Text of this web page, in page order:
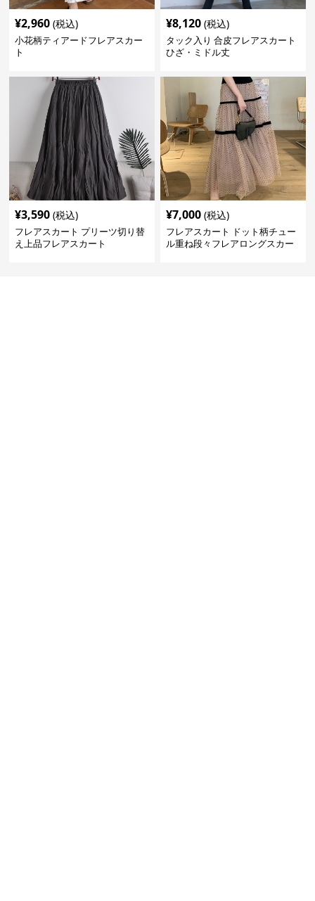
¥2,960 (税込)
小花柄ティアードフレアスカー
ト
¥8,120 (税込)
タック入り 合皮フレアスカート
ひざ・ミドル丈
¥3,590 (税込)
フレアスカート プリーツ切り替
え上品フレアスカート
¥7,000 (税込)
フレアスカート ドット柄チュー
ル重ね段々フレアロングスカー